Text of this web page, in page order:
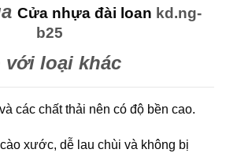
Cửa nhựa đài loan kd.ng-
b25
với loại khác
các chất thải nên có độ bền cao.
xước, dễ lau chùi và không bị